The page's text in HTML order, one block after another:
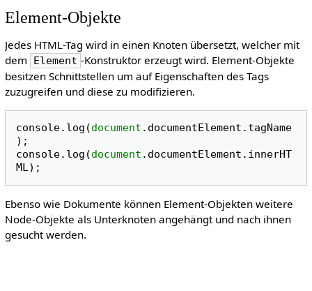
Element-Objekte
Jedes HTML-Tag wird in einen Knoten übersetzt, welcher mit
dem
Element -Konstruktor erzeugt wird. Element-Objekte
besitzen Schnittstellen um auf Eigenschaften des Tags
zuzugreifen und diese zu modifizieren.
console. log (document . documentElement . tagName
);
console. log (document . documentElement . innerHT
ML);
Ebenso wie Dokumente können Element-Objekten weitere
Node-Objekte als Unterknoten angehängt und nach ihnen
gesucht werden.